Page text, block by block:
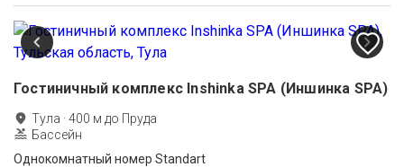
Гостиничный комплекс Inshinka SPA (Иншинка SPA)
Тула ·400 м до Пруда
Бассейн
Однокомнатный номер Standart